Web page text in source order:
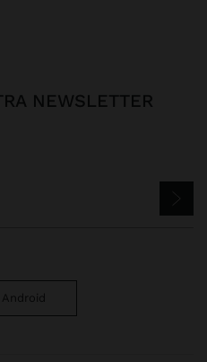
NEWSLETTER
Android